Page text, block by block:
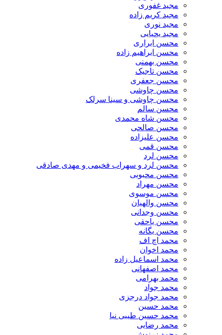
مجید غفوری
مجید کریم زاده
مجید نوری
مجید یحیایی
محسن ابراری
محسن ابراهیم زاده
محسن بهمنی
محسن تاجیک
محسن جعفری
محسن چاوشی
محسن چاوشی و سینا سرلک
محسن سالم
محسن شاه محمدی
محسن صالحی
محسن علیزاده
محسن قمی
محسن لرد
محسن لرد و سهراب فخیمی و مهدی صادقی
محسن محبوبی
محسن مهراد
محسن موسوی
محسن والهیان
محسن وجدانی
محسن یاحقی
محسن یگانه
محمد اچ اف
محمد اخوان
محمد اسماعیل زاده
محمد اصفهانی
محمد بهرامی
محمد جواد
محمد جواد درجزی
محمد حسین
محمد حسین طیبی نیا
محمد رضایی